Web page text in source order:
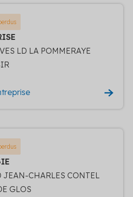
LD LA POMMERAYE
JEAN-CHARLES CONTEL
GLOS